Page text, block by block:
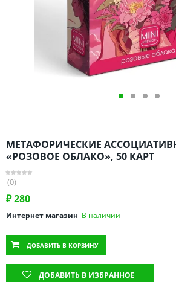
Оренбургская область
Пензенская область
Пермский край
Ростовская область
Саратовская область
Ставропольский край
Тамбовская область
Татарстан
Тверская область
Томская область
МЕТАФОРИЧЕСКИЕ
«РОЗОВОЕ ОБЛАКО», 50 КАРТ
(0)
₽280
Интернет магазин В наличии
ДОБАВИТЬ В КОРЗИНУ
ДОБАВИТЬ В ИЗБРАННОЕ